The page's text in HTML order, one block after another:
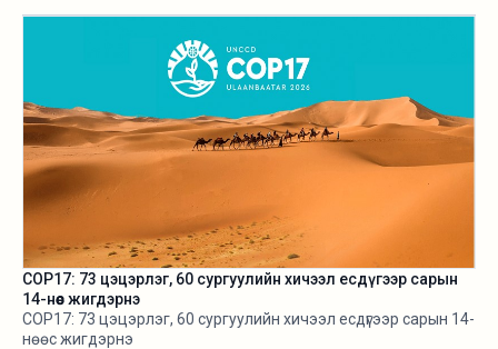
тэрбум орчим төгрөгийн өртөгтэй аж.
COP17: 73 цэцэрлэг, 60 сургуулийн хичээл есдүгээр сарын
14-нөөс жигдэрнэ
COP17: 73 цэцэрлэг, 60 сургуулийн хичээл есдүгээр сарын 14-
нөөс жигдэрнэ